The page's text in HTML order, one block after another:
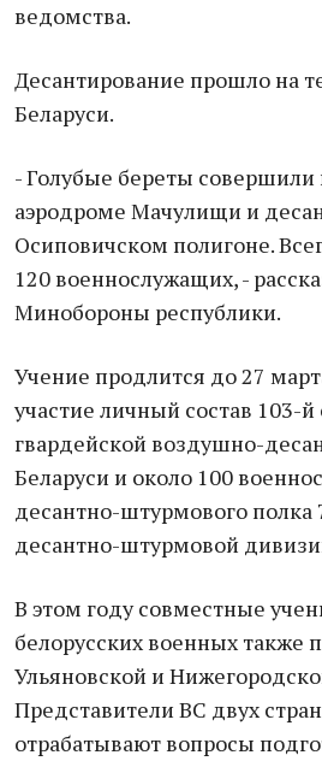
ведомства.
Десантирование прошло на
Беларуси.
- Голубые береты совершили
аэродроме Мачулищи и
Осиповичском полигоне.
120 военнослужащих, -
Минобороны республики.
Учение продлится до 27
участие личный состав 103-й
гвардейской воздушно-
Беларуси и около 100
десантно-штурмового полка
десантно-штурмовой
В этом году совместные
белорусских военных также
Ульяновской и
Представители ВС двух
отрабатывают вопросы